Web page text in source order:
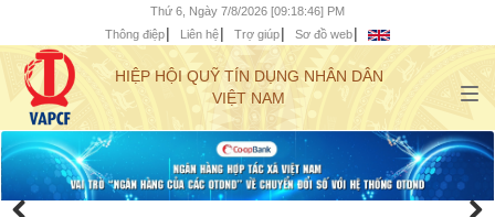
Thứ 6, Ngày 7/8/2026 [09:18:48] PM
Thông điệp
Liên hệ Trợ giúp Sơ đồ web
HIỆP HỘI QUỸ TÍN DỤNG NHÂN DÂN
VIỆT NAM